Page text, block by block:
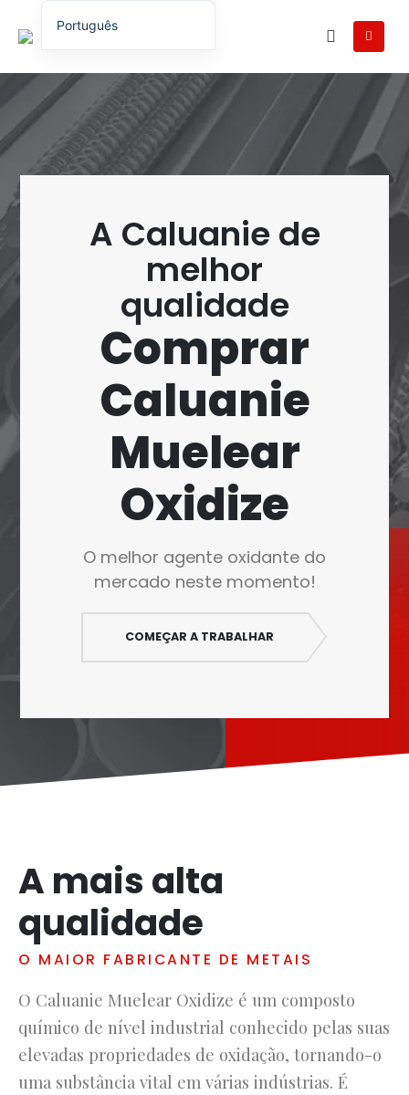
A Caluanie de
melhor
qualidade
Comprar
Caluanie
Muelear
Oxidize
O melhor agente oxidante do
mercado neste momento!
COMEÇAR A TRABALHAR
A mais alta
qualidade
O MAIOR FABRICANTE DE METAIS
O Caluanie Muelear Oxidize é um composto
químico de nível industrial conhecido pelas suas
elevadas propriedades de oxidação, tornando-o
uma substância vital em várias indústrias. É
Português
English (UK)
English (Australia)
English (Canada)
English (New Zealand)
Беларуская мова
Azərbaycan dili
Español
Français de Belgique
Türkçe
Slovenščina
Ελληνικά
ไทย
עִבְרִית
Română
Български
Nederlands
Nederlands (België)
Кыргызча